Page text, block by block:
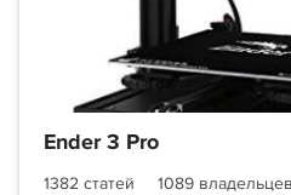
Ender 3 Pro
1382 статей
1089 владельцев